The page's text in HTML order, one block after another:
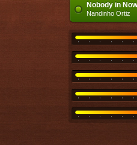
Nobody in
Nandinho Ortiz